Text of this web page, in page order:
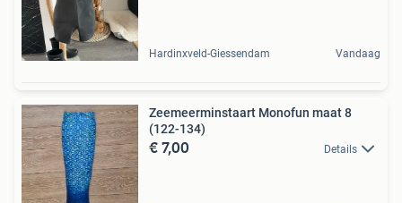
Hardinxveld-Giessendam Vandaag
Zeemeerminstaart Monofun maat 8
(122-134)
€ 7,00 Details